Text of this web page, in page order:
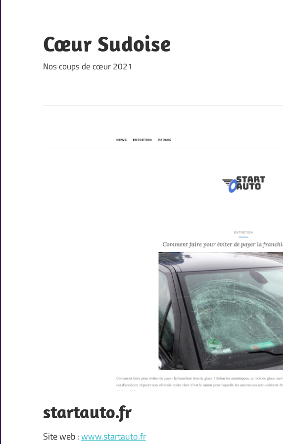
content
Cœur Sudoise
Nos coups de cœur 2021
startauto.fr
Site web :www.startauto.fr